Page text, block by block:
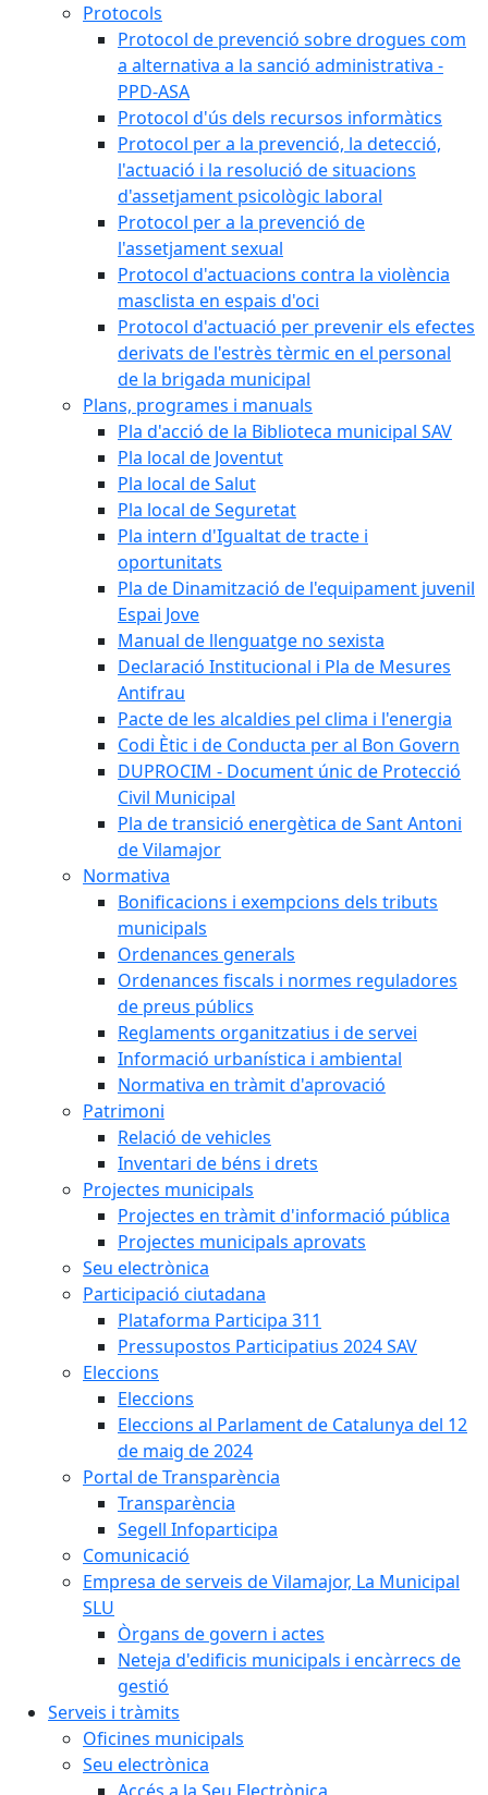
Protocols
Protocol de prevenció sobre drogues com
a alternativa a la sanció administrativa -
PPD-ASA
Protocol d'ús dels recursos informàtics
Protocol per a la prevenció, la detecció,
l'actuació i la resolució de situacions
d'assetjament psicològic laboral
Protocol per a la prevenció de
l'assetjament sexual
Protocol d'actuacions contra la violència
masclista en espais d'oci
Protocol d'actuació per prevenir els efectes
derivats de l'estrès tèrmic en el personal
de la brigada municipal
Plans, programes i manuals
Pla d'acció de la Biblioteca municipal SAV
Pla local de Joventut
Pla local de Salut
Pla local de Seguretat
Pla intern d'Igualtat de tracte i
oportunitats
Pla de Dinamització de l'equipament juvenil
Espai Jove
Manual de llenguatge no sexista
Declaració Institucional i Pla de Mesures
Antifrau
Pacte de les alcaldies pel clima i l'energia
Codi Ètic i de Conducta per al Bon Govern
DUPROCIM - Document únic de Protecció
Civil Municipal
Pla de transició energètica de Sant Antoni
de Vilamajor
Normativa
Bonificacions i exempcions dels tributs
municipals
Ordenances generals
Ordenances fiscals i normes reguladores
de preus públics
Reglaments organitzatius i de servei
Informació urbanística i ambiental
Normativa en tràmit d'aprovació
Patrimoni
Relació de vehicles
Inventari de béns i drets
Projectes municipals
Projectes en tràmit d'informació pública
Projectes municipals aprovats
Seu electrònica
Participació ciutadana
Plataforma Participa 311
Pressupostos Participatius 2024 SAV
Eleccions
Eleccions
Eleccions al Parlament de Catalunya del 12
de maig de 2024
Portal de Transparència
Transparència
Segell Infoparticipa
Comunicació
Empresa de serveis de Vilamajor, La Municipal
SLU
Òrgans de govern i actes
Neteja d'edificis municipals i encàrrecs de
gestió
Serveis i tràmits
Oficines municipals
Seu electrònica